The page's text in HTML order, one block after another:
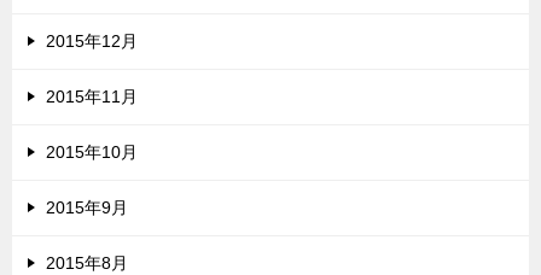
2015年12月
2015年11月
2015年10月
2015年9月
2015年8月